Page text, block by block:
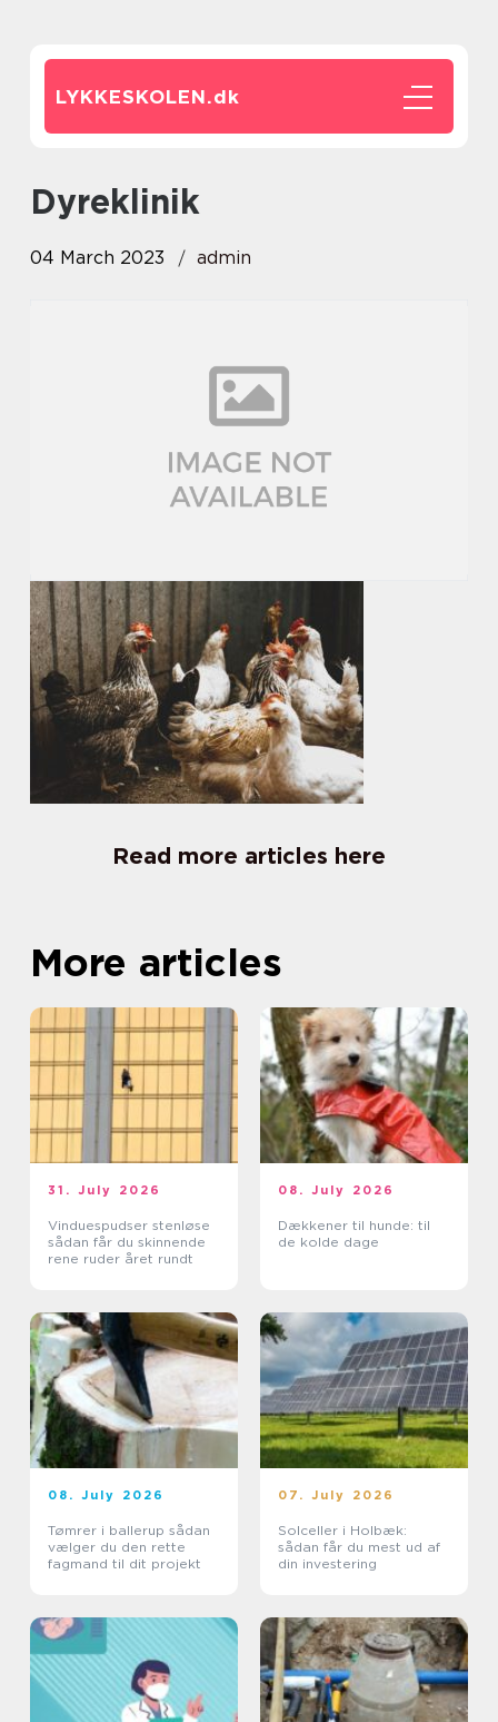
LYKKESKOLEN.dk
dyreklinik
04 March 2023 admin
Read more articles here
More articles
31. July 2026
Vinduespudser stenløse
sådan får du skinnende
rene ruder året rundt
08. July 2026
Dækkener til hunde: til
de kolde dage
08. July 2026
Tømrer i ballerup sådan
vælger du den rette
fagmand til dit projekt
07. July 2026
Solceller i Holbæk:
sådan får du mest ud af
din investering